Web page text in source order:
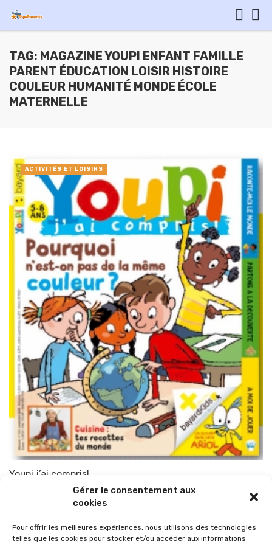
Gérer le consentement aux
cookies
Pour offrir les meilleures expériences, nous utilisons des technologies
telles que les cookies pour stocker et/ou accéder aux informations
TAG: MAGAZINE YOUPI ENFANT FAMILLE
PARENT ÉDUCATION LOISIR HISTOIRE
COULEUR HUMANITÉ MONDE ÉCOLE
MATERNELLE
Youpi j’ai compris!
TOP-PARENTS 20 octobre 2009
ACTIVITÉS ET LOISIRS